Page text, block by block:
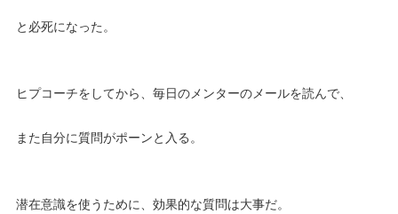
と必死になった。
ヒプコーチをしてから、毎日のメンターのメールを読んで、
また自分に質問がポーンと入る。
潜在意識を使うために、効果的な質問は大事だ。